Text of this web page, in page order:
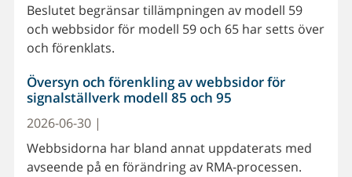
Beslutet begränsar tillämpningen av modell 59
och webbsidor för modell 59 och 65 har setts över
och förenklats.
Översyn och förenkling av webbsidor för
signalställverk modell 85 och 95
2026-06-30 |
Webbsidorna har bland annat uppdaterats med
avseende på en förändring av RMA-processen.